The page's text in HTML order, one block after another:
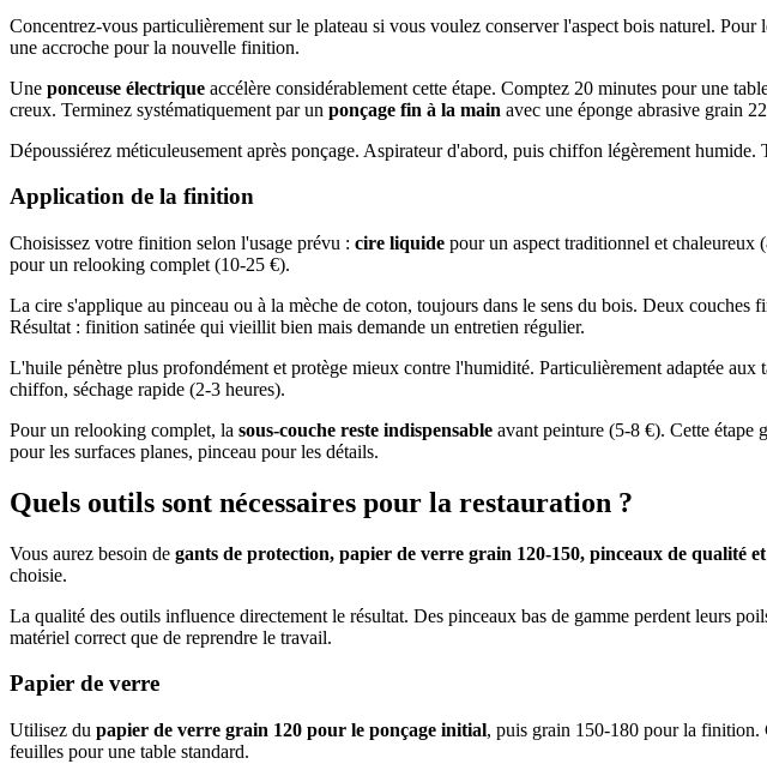
Concentrez-vous particulièrement sur le plateau si vous voulez conserver l'aspect bois naturel.
une accroche pour la nouvelle finition.
Une ponceuse électrique accélère considérablement cette étape. Comptez 20 minutes pour une
creux. Terminez systématiquement par un ponçage fin à la main avec une éponge abrasive grain
Dépoussiérez méticuleusement après ponçage. Aspirateur d'abord, puis chiffon légèrement
Application de la finition
Choisissez votre finition selon l'usage prévu : cire liquide pour un aspect traditionnel et chaleureux
pour un relooking complet (10-25 €).
La cire s'applique au pinceau ou à la mèche de coton, toujours dans le sens du bois. Deux
Résultat : finition satinée qui vieillit bien mais demande un entretien régulier.
L'huile pénètre plus profondément et protège mieux contre l'humidité. Particulièrement adaptée
chiffon, séchage rapide (2-3 heures).
Pour un relooking complet, la sous-couche reste indispensable avant peinture (5-8 €). Cette étape
pour les surfaces planes, pinceau pour les détails.
Quels outils sont nécessaires pour la restauration ?
Vous aurez besoin de gants de protection, papier de verre grain 120-150, pinceaux de qualité
choisie.
La qualité des outils influence directement le résultat. Des pinceaux bas de gamme perdent leurs
matériel correct que de reprendre le travail.
Papier de verre
Utilisez du papier de verre grain 120 pour le ponçage initial, puis grain 150-180 pour la finition.
feuilles pour une table standard.